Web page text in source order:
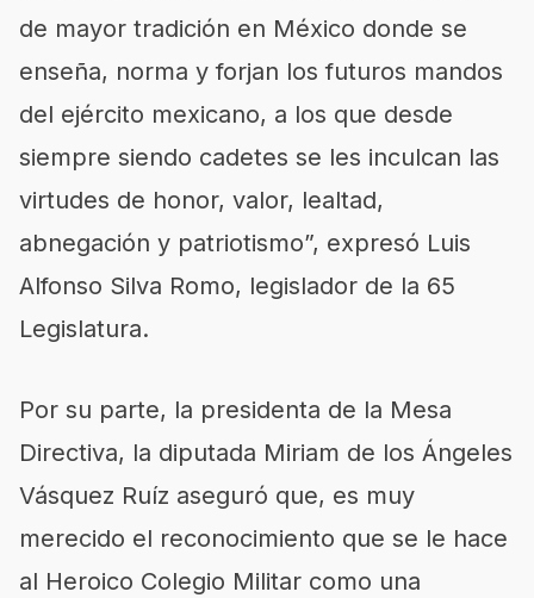
de mayor tradición en México donde se
enseña, norma y forjan los futuros mandos
del ejército mexicano, a los que desde
siempre siendo cadetes se les inculcan las
virtudes de honor, valor, lealtad,
abnegación y patriotismo”, expresó Luis
Alfonso Silva Romo, legislador de la 65
Legislatura.
Por su parte, la presidenta de la Mesa
Directiva, la diputada Miriam de los Ángeles
Vásquez Ruíz aseguró que, es muy
merecido el reconocimiento que se le hace
al Heroico Colegio Militar como una